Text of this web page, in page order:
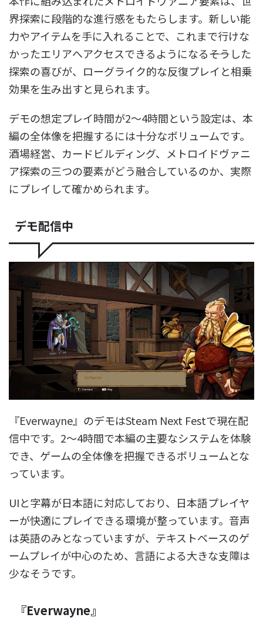
界探索に段階的な進行感をもたらします。新しい能
力やアイテムを手に入れることで、これまで行けな
かったエリアへアクセスできるようになる――そうした
探索の喜びが、ローグライク的な反復プレイと相乗
効果を生み出すと見られます。
デモの想定プレイ時間が2～4時間という設定は、本
編の全体像を把握するには十分なボリュームです。
酒場経営、カードビルディング、メトロイドヴァニ
ア探索の三つの要素がどう融合しているのか、実際
にプレイして確かめられます。
デモ配信中
『Everwayne』のデモはSteam Next Festで現在配
信中です。2～4時間で本編の主要なシステムを体験
でき、ゲームの全体像を把握できるボリュームとな
っています。
UIと字幕が日本語に対応しており、日本語プレイヤ
ーが快適にプレイできる環境が整っています。音声
は英語のみとなっていますが、テキストベースのゲ
ームプレイが中心のため、言語による大きな支障は
少なそうです。
『Everwayne』